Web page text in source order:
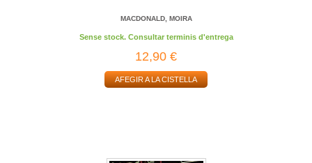
MACDONALD, MOIRA
Sense stock. Consultar terminis d'entrega
12,90 €
AFEGIR A LA CISTELLA